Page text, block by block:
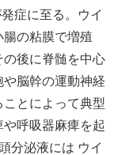
症に至る。ウイ
の粘膜で増殖
の後に脊髄を中心
脳幹の運動神経
とによって典型
呼吸器麻痺を起
分泌液には ウイ